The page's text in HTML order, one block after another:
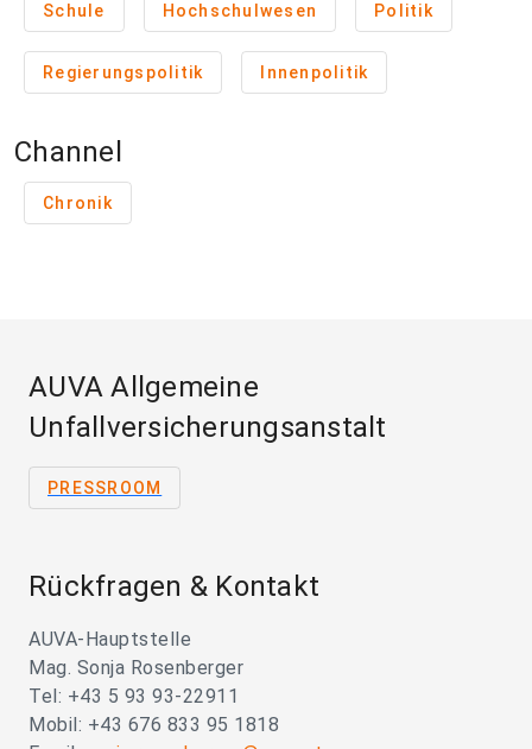
Schule Hochschulwesen Politik
Regierungspolitik Innenpolitik
Channel
Chronik
AUVA Allgemeine
Unfallversicherungsanstalt
PRESSROOM
Rückfragen & Kontakt
AUVA-Hauptstelle
Mag. Sonja Rosenberger
Tel: +43 5 93 93-22911
Mobil: +43 676 833 95 1818